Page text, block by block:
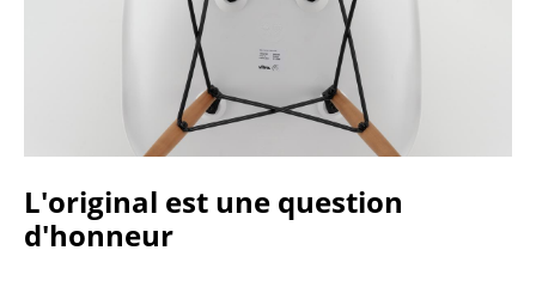
Secrétaires & Tables PC
Tables de conférence et Pupitres
Tables hautes & Pupitres
Tables enfants
Table de jardin
Chariots & Dessertes
L'original est une question
d'honneur